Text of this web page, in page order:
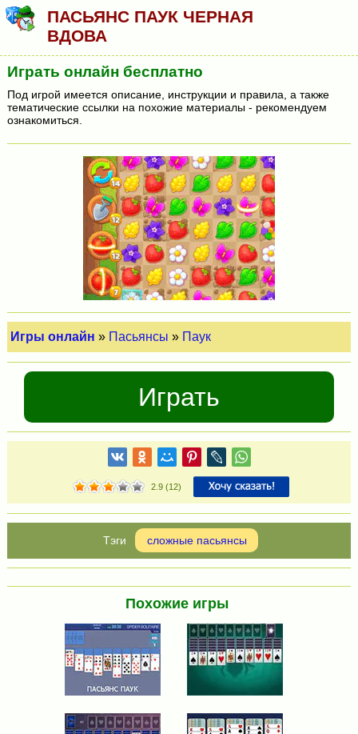
ПАСЬЯНС ПАУК ЧЕРНАЯ
ВДОВА
Играть онлайн бесплатно
Под игрой имеется описание, инструкции и правила, а также
тематические ссылки на похожие материалы - рекомендуем
ознакомиться.
Игры онлайн » Пасьянсы » Паук
Играть
2.9(12)
сложные пасьянсы
Похожие игры